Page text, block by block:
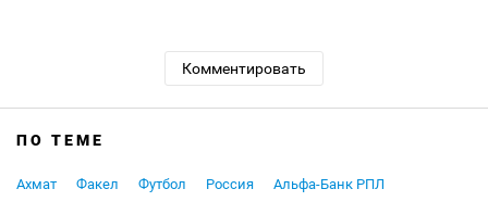
Комментировать
ПО ТЕМЕ
Ахмат Факел Футбол Россия Альфа-Банк РПЛ